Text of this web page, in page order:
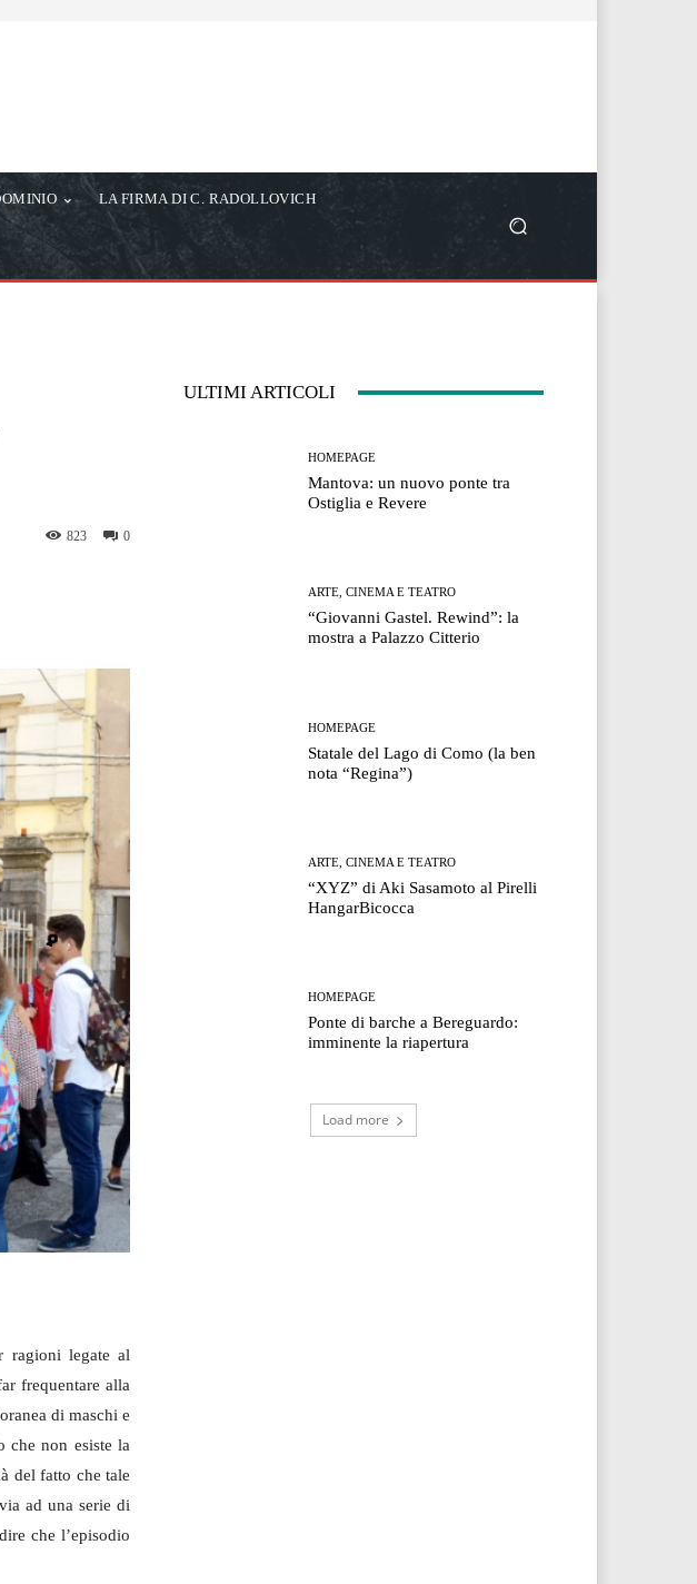
LA FIRMA DI C. RADOLLOVICH
0
823
ragioni legate al
frequentare alla
di maschi e
che non esiste la
del fatto che tale
ad una serie di
che l’episodio
ULTIMI ARTICOLI
HOMEPAGE
Mantova: un nuovo ponte tra
Ostiglia e Revere
ARTE, CINEMA E TEATRO
“Giovanni Gastel. Rewind”: la
mostra a Palazzo Citterio
HOMEPAGE
Statale del Lago di Como (la ben
nota “Regina”)
ARTE, CINEMA E TEATRO
“XYZ” di Aki Sasamoto al Pirelli
HangarBicocca
HOMEPAGE
Ponte di barche a Bereguardo:
imminente la riapertura
Load more